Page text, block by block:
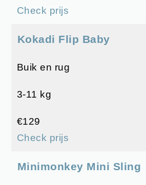
Check prijs
Kokadi Flip Baby
Buik en rug
3-11 kg
€129
Check prijs
Minimonkey Mini Sling